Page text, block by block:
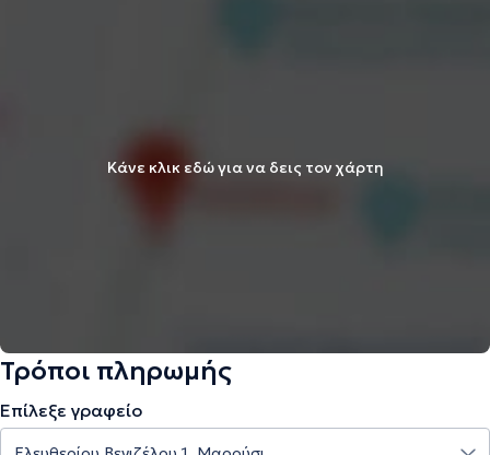
Κάνε κλικ εδώ για να δεις τον χάρτη
Τρόποι πληρωμής
Επίλεξε γραφείο